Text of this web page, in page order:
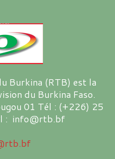
Burkina (RTB) est la
du Burkina Faso.
01 Tél : (+226) 25
: info@rtb.bf